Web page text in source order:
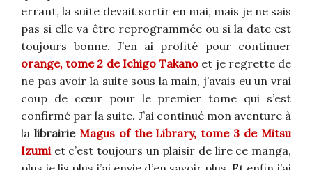
errant, la suite devait sortir en mai, mais je ne sais
pas si elle va être reprogrammée ou si la date est
toujours bonne. J’en ai profité pour continuer
orange, tome 2 de Ichigo Takano et je regrette de
ne pas avoir la suite sous la main, j’avais eu un vrai
coup de cœur pour le premier tome qui s’est
confirmé par la suite. J’ai continué mon aventure à
la librairie Magus of the Library, tome 3 de Mitsu
Izumiet c’est toujours un plaisir de lire ce manga,